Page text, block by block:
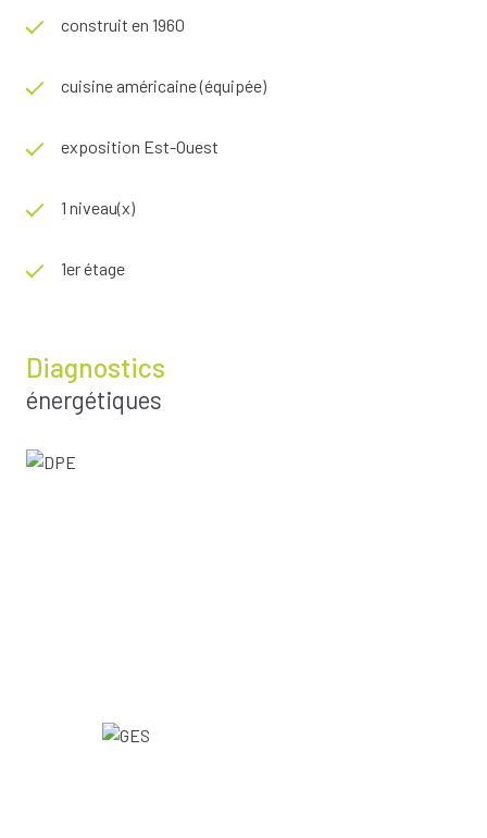
construit en 1960
cuisine américaine (équipée)
exposition Est-Ouest
1 niveau(x)
1er étage
Diagnostics
énergétiques